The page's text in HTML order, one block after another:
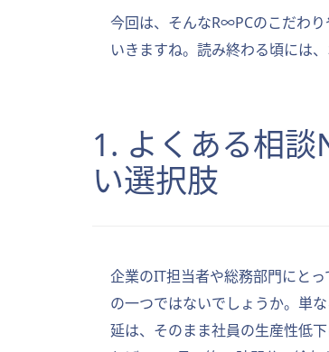
今回は、そんなR∞PCのこだわ
いきますね。読み終わる頃には
1. よくある相
い選択肢
企業のIT担当者や総務部門にと
の一つではないでしょうか。単
延は、そのまま社員の生産性低